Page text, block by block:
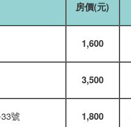
房價(元)
1,600
3,500
號 1,800